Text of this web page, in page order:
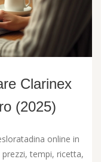
Clarinex
(2025)
online in
tempi, ricetta,